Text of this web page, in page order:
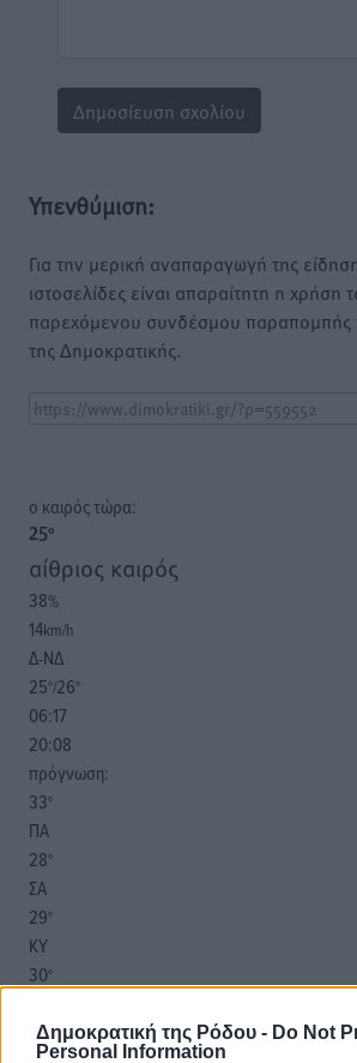
Δημοκρατική της Ρόδου - Do Not
Personal Information
Υπενθύμιση:
Για την μερική αναπαραγωγή της
ιστοσελίδες είναι απαραίτητη η χρήση
παρεχόμενου συνδέσμου παραπομπής
της Δημοκρατικής.
o καιρός τώρα:
25°
αίθριος καιρός
38%
14km/h
Δ-ΝΔ
25°/26°
06:17
20:08
πρόγνωση:
33°
ΠΑ
28°
ΣΑ
29°
ΚΥ
30°